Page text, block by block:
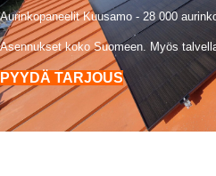
Aurinkopaneelit Kuusamo - 28 000
Asennukset koko Suomeen. Myös
PYYDÄ TARJOUS